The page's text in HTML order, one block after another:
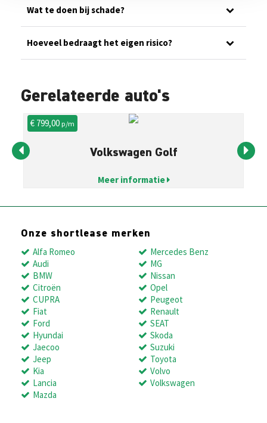
Wat te doen bij schade?
Hoeveel bedraagt het eigen risico?
Gerelateerde auto's
€ 799,00p/m
Volkswagen Golf
Meer informatie
Onze shortlease merken
Alfa Romeo
Audi
BMW
Citroën
CUPRA
Fiat
Ford
Hyundai
Jaecoo
Jeep
Kia
Lancia
Mazda
Mercedes Benz
MG
Nissan
Opel
Peugeot
Renault
SEAT
Skoda
Suzuki
Toyota
Volvo
Volkswagen